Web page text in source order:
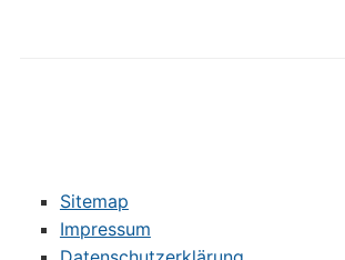
Sitemap
Impressum